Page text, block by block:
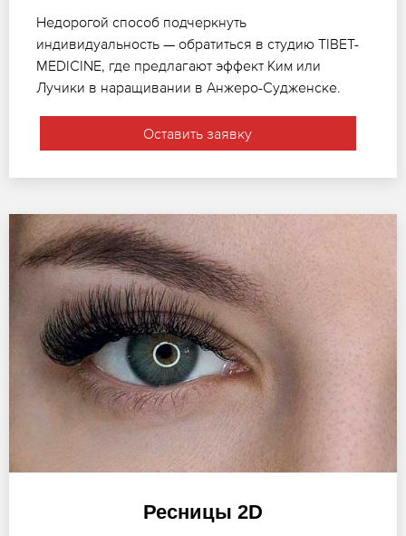
Недорогой способ подчеркнуть
индивидуальность — обратиться в студию TIBET-
MEDICINE, где предлагают эффект Ким или
Лучики в наращивании в Анжеро-Судженске.
Оставить заявку
Ресницы 2D